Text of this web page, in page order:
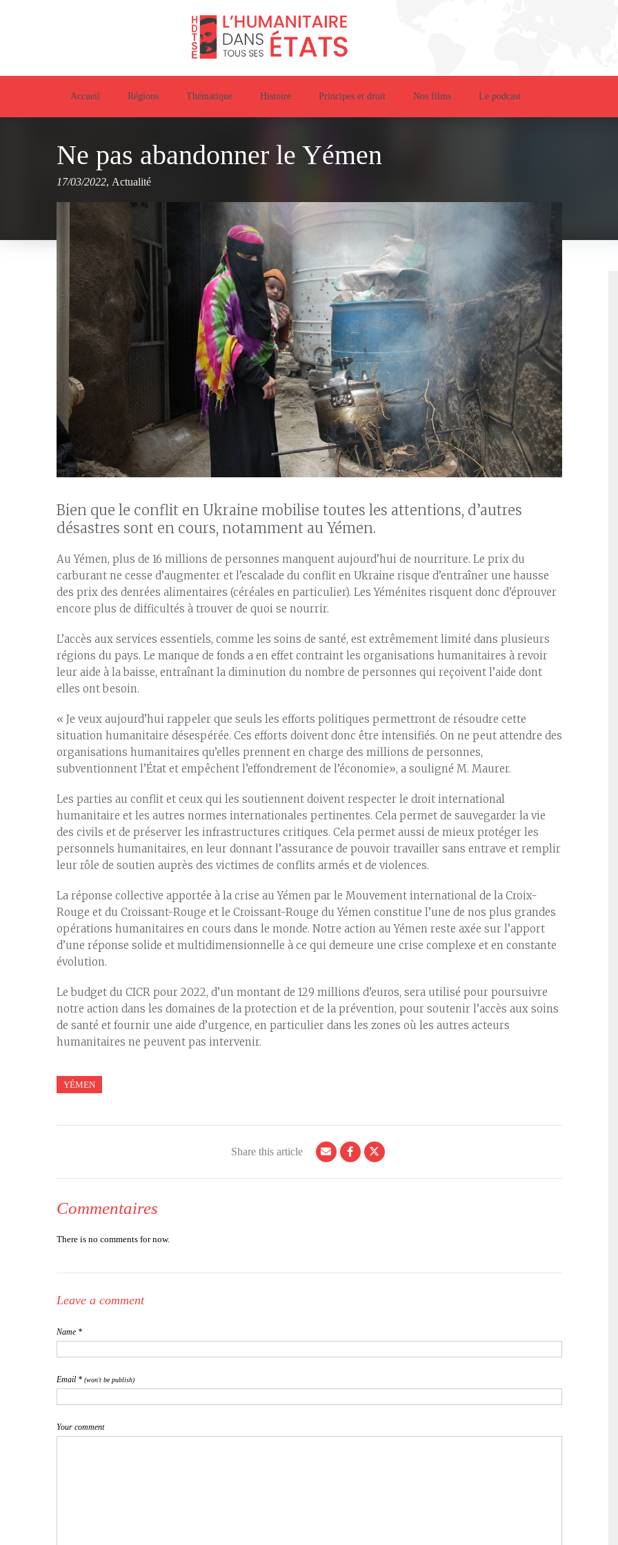
Accueil Régions Thématique Histoire Principes et droit Nos films Le podcast
Ne pas abandonner le Yémen
17/03/2022, Actualité
Bien que le conflit en Ukraine mobilise toutes les attentions, d’autres
désastres sont en cours, notamment au Yémen.
Au Yémen, plus de 16 millions de personnes manquent aujourd’hui de nourriture. Le prix du
carburant ne cesse d’augmenter et l’escalade du conflit en Ukraine risque d’entraîner une hausse
des prix des denrées alimentaires (céréales en particulier). Les Yéménites risquent donc d’éprouver
encore plus de difficultés à trouver de quoi se nourrir.
L’accès aux services essentiels, comme les soins de santé, est extrêmement limité dans plusieurs
régions du pays. Le manque de fonds a en effet contraint les organisations humanitaires à revoir
leur aide à la baisse, entraînant la diminution du nombre de personnes qui reçoivent l’aide dont
elles ont besoin.
« Je veux aujourd’hui rappeler que seuls les efforts politiques permettront de résoudre cette
situation humanitaire désespérée. Ces efforts doivent donc être intensifiés. On ne peut attendre des
organisations humanitaires qu’elles prennent en charge des millions de personnes,
subventionnent l’État et empêchent l’effondrement de l’économie», a souligné M. Maurer.
Les parties au conflit et ceux qui les soutiennent doivent respecter le droit international
humanitaire et les autres normes internationales pertinentes. Cela permet de sauvegarder la vie
des civils et de préserver les infrastructures critiques. Cela permet aussi de mieux protéger les
personnels humanitaires, en leur donnant l’assurance de pouvoir travailler sans entrave et remplir
leur rôle de soutien auprès des victimes de conflits armés et de violences.
La réponse collective apportée à la crise au Yémen par le Mouvement international de la Croix-
Rouge et du Croissant-Rouge et le Croissant-Rouge du Yémen constitue l’une de nos plus grandes
opérations humanitaires en cours dans le monde. Notre action au Yémen reste axée sur l’apport
d’une réponse solide et multidimensionnelle à ce qui demeure une crise complexe et en constante
évolution.
Le budget du CICR pour 2022, d’un montant de 129 millions d’euros, sera utilisé pour poursuivre
notre action dans les domaines de la protection et de la prévention, pour soutenir l’accès aux soins
de santé et fournir une aide d’urgence, en particulier dans les zones où les autres acteurs
humanitaires ne peuvent pas intervenir.
YÉMEN
Share this article
Commentaires
There is no comments for now.
Leave a comment
Name *
Email * (won't be publish)
Your comment